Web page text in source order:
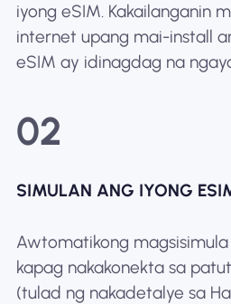
iyong eSIM. Kakailanganin
internet upang mai-install
eSIM ay idinagdag na
02
SIMULAN ANG IYONG
Awtomatikong
kapag nakakonekta sa
(tulad ng nakadetalye sa